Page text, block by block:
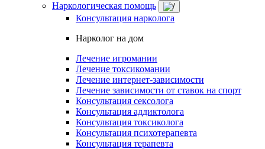
Наркологическая помощь
Консультация нарколога
Нарколог на дом
Лечение игромании
Лечение токсикомании
Лечение интернет-зависимости
Лечение зависимости от ставок на спорт
Консультация сексолога
Консультация аддиктолога
Консультация токсиколога
Консультация психотерапевта
Консультация терапевта